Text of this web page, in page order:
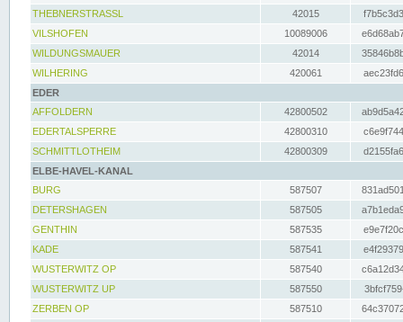
THEBNERSTRASSL
42015
VILSHOFEN
10089006
WILDUNGSMAUER
42014
WILHERING
420061
EDER
AFFOLDERN
42800502
EDERTALSPERRE
42800310
SCHMITTLOTHEIM
42800309
ELBE-HAVEL-KANAL
BURG
587507
DETERSHAGEN
587505
GENTHIN
587535
KADE
587541
WUSTERWITZ OP
587540
WUSTERWITZ UP
587550
ZERBEN OP
587510